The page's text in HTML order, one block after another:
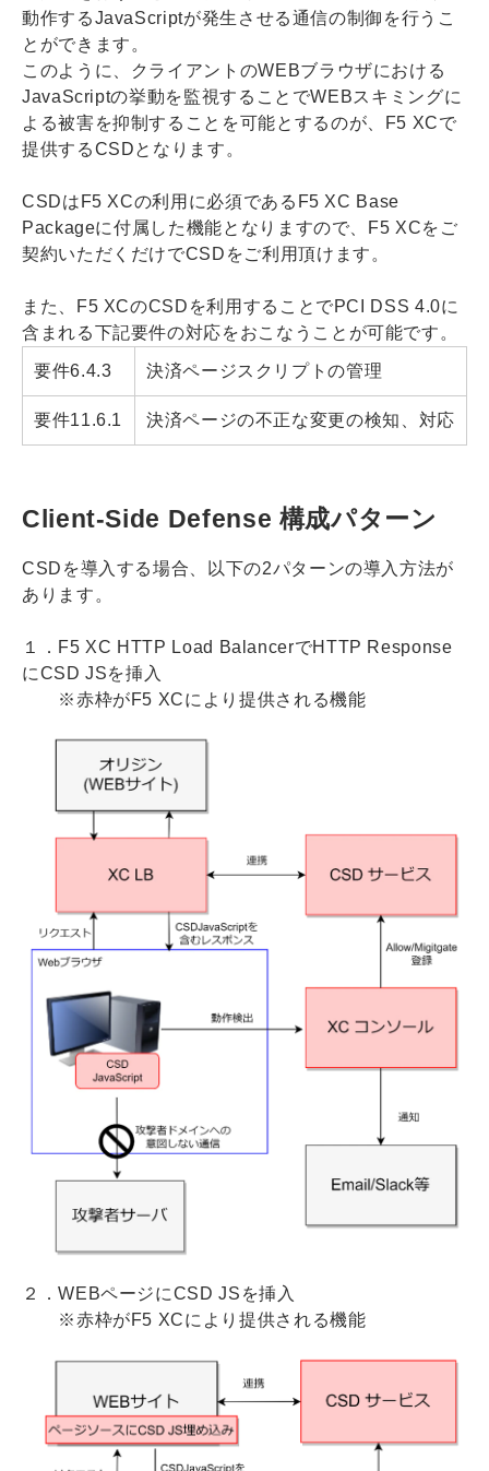
動作するJavaScriptが発生させる通信の制御を行うこ
とができます。
このように、クライアントのWEBブラウザにおける
JavaScriptの挙動を監視することでWEBスキミングに
よる被害を抑制することを可能とするのが、F5 XCで
提供するCSDとなります。
CSDはF5 XCの利用に必須であるF5 XC Base
Packageに付属した機能となりますので、F5 XCをご
契約いただくだけでCSDをご利用頂けます。
また、F5 XCのCSDを利用することでPCI DSS 4.0に
含まれる下記要件の対応をおこなうことが可能です。
要件6.4.3 決済ページスクリプトの管理
要件11.6.1 決済ページの不正な変更の検知、対応
Client-Side Defense 構成パターン
CSDを導入する場合、以下の2パターンの導入方法が
あります。
１．F5 XC HTTP Load BalancerでHTTP Response
にCSD JSを挿入
※赤枠がF5 XCにより提供される機能
２．WEBページにCSD JSを挿入
※赤枠がF5 XCにより提供される機能